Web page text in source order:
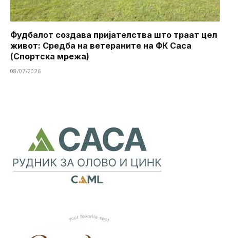
Фудбалот создава пријателства што траат цел
живот: Средба на ветераните на ФК Саса
(Спортска мрежа)
08/07/2026